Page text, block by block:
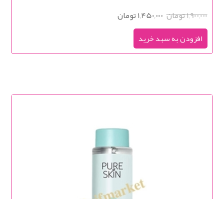
1,900,000 تومان 1,450,000 تومان